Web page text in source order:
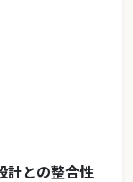
計との整合性